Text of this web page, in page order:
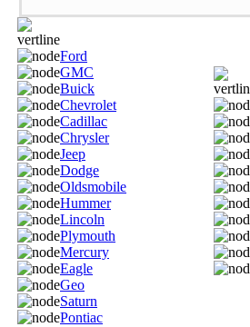
Ford
GMC
Buick
Chevrolet
Cadillac
Chrysler
Jeep
Dodge
Oldsmobile
Hummer
Lincoln
Plymouth
Mercury
Eagle
Geo
Saturn
Pontiac